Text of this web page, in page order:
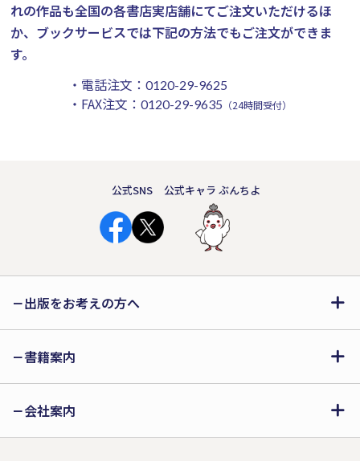
れの作品も全国の各書店実店舗にてご注文いただけるほ
か、ブックサービスでは下記の方法でもご注文ができま
す。
・電話注文： 0120-29-9625
・FAX注文： 0120-29-9635 （24時間受付）
公式SNS 公式キャラ ぶんちよ
出版をお考えの方へ
書籍案内
会社案内